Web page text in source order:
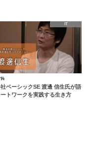
IT
ベーシックSE 渡邊 信生氏が語
トワークを実践する生き方